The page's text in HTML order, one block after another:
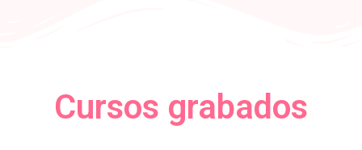
Cursos grabados